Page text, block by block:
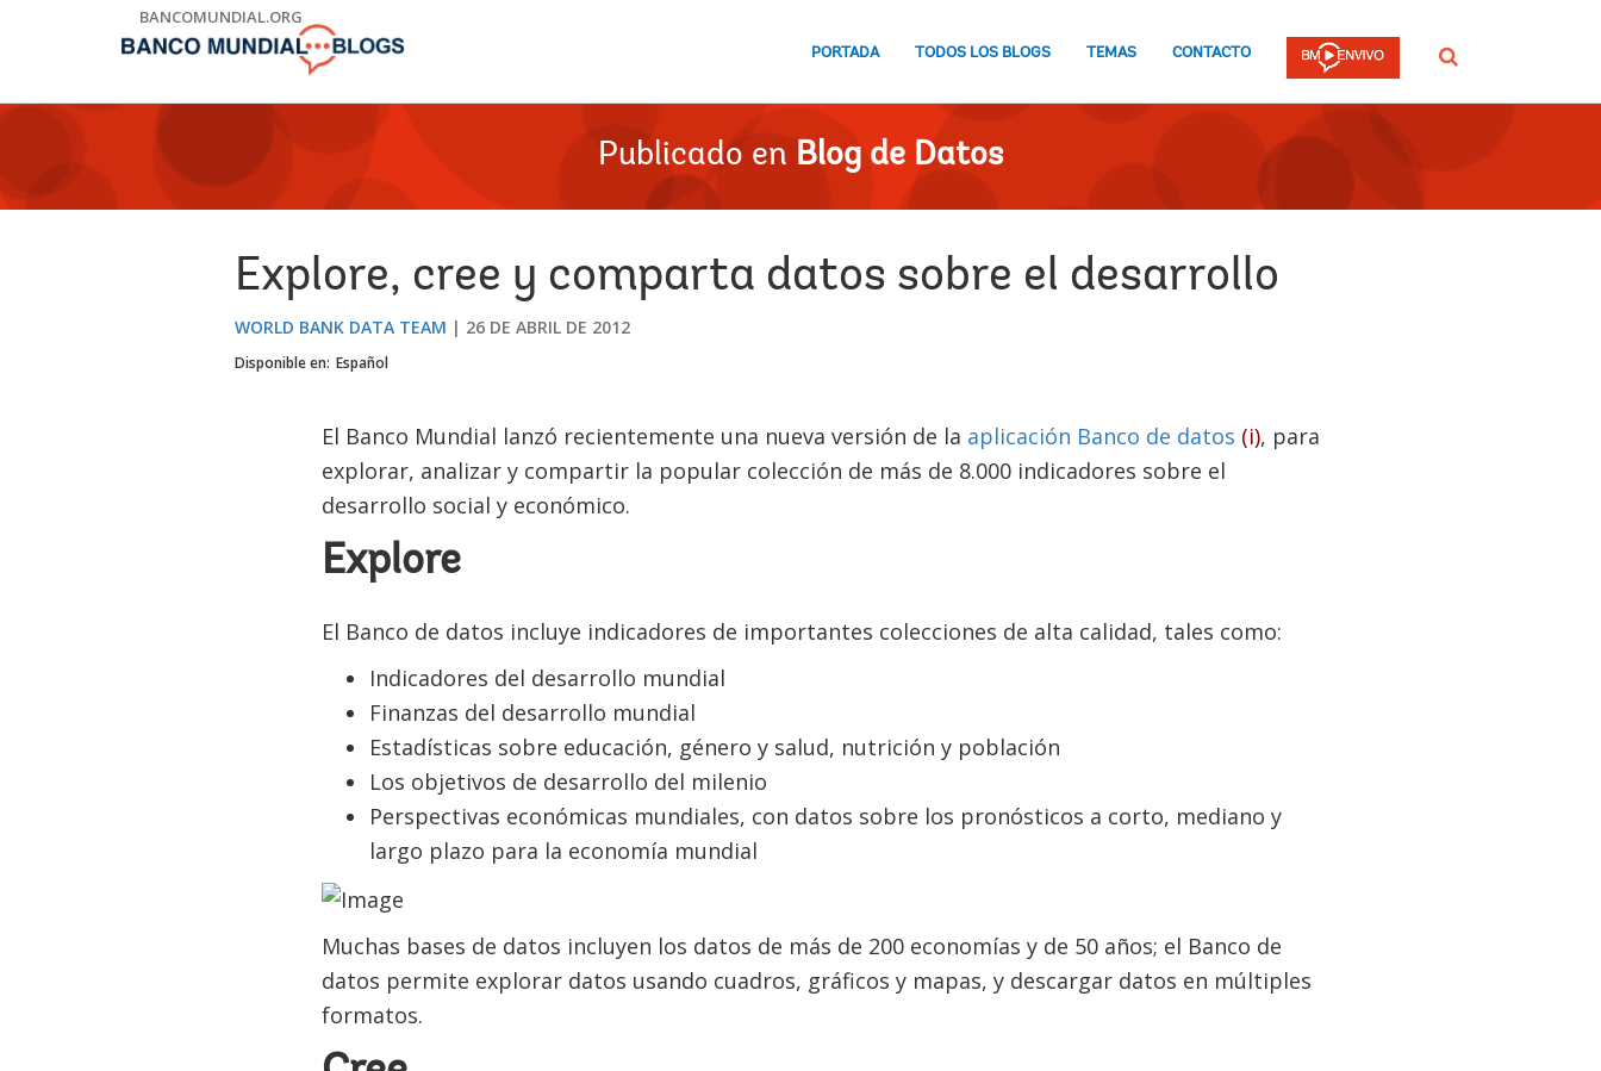
BANCOMUNDIAL.ORG
PORTADA TODOS LOS BLOGS TEMAS CONTACTO Buscar
Publicado en Blog de Datos
Explore, cree y comparta datos sobre el desarrollo
WORLD BANK DATA TEAM 26 DE ABRIL DE 2012
Disponible en: Español
El Banco Mundial lanzó recientemente una nueva versión de la aplicación Banco de datos (i), para
explorar, analizar y compartir la popular colección de más de 8.000 indicadores sobre el
desarrollo social y económico.
Explore
El Banco de datos incluye indicadores de importantes colecciones de alta calidad, tales como:
Indicadores del desarrollo mundial
Finanzas del desarrollo mundial
Estadísticas sobre educación, género y salud, nutrición y población
Los objetivos de desarrollo del milenio
Perspectivas económicas mundiales, con datos sobre los pronósticos a corto, mediano y
largo plazo para la economía mundial
Muchas bases de datos incluyen los datos de más de 200 economías y de 50 años; el Banco de
datos permite explorar datos usando cuadros, gráficos y mapas, y descargar datos en múltiples
formatos.